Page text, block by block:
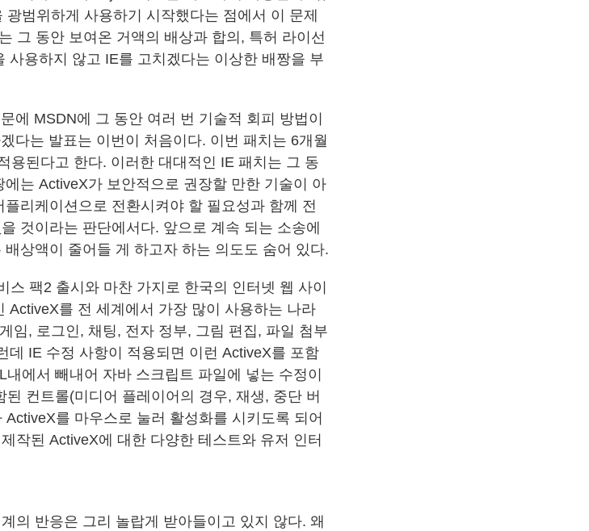
범위하게 사용하기 시작했다는 점에서 이 문제
그 동안 보여온 거액의 배상과 합의, 특허 라이선
사용하지 않고 IE를 고치겠다는 이상한 배짱을 부
에 MSDN에 그 동안 여러 번 기술적 회피 방법이
다는 발표는 이번이 처음이다. 이번 패치는 6개월
용된다고 한다. 이러한 대대적인 IE 패치는 그 동
는 ActiveX가 보안적으로 권장할 만한 기술이 아
리케이션으로 전환시켜야 할 필요성과 함께 전
것이라는 판단에서다. 앞으로 계속 되는 소송에
상액이 줄어들 게 하고자 하는 의도도 숨어 있다.
팩2 출시와 마찬 가지로 한국의 인터넷 웹 사이
ActiveX를 전 세계에서 가장 많이 사용하는 나라
임, 로그인, 채팅, 전자 정부, 그림 편집, 파일 첨부
데 IE 수정 사항이 적용되면 이런 ActiveX를 포함
에서 빼내어 자바 스크립트 파일에 넣는 수정이
컨트롤(미디어 플레이어의 경우, 재생, 중단 버
를 마우스로 눌러 활성화를 시키도록 되어
작된 ActiveX에 대한 다양한 테스트와 유저 인터
의 반응은 그리 놀랍게 받아들이고 있지 않다. 왜